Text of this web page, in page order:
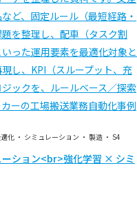
ど、固定ルール（最短経路・
を整理し、配車（タスク割
った運用要素を最適化対象と
し、KPI（スループット、充
ックを、ルールベース／探索
ーの工場搬送業務自動化事例
化 ・ シミュレーション ・ 製造 ・ S4
ション<br>強化学習 × シミ